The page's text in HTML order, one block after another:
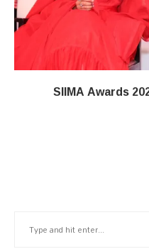
SIIMA Awards